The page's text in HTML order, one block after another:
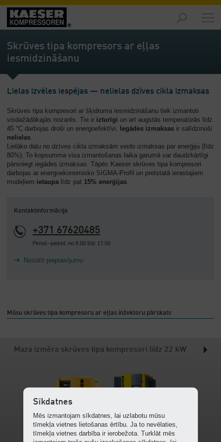
Izstrādājumi
-
Pārskats
Pārskats
Serviss
-
Pārskats
Uzņēmums
-
Pārskats
Skrūves tipa kompresors ar eļļas
iesmidzināšanu
Lielas izvēles iespējas — nelielas dzīves cikla izmaksas
Skrūves tipa kompresori ar šķidruma iesmidzināšanu tiek izmantoti
visdažādākajās nozarēs. Tie ir izturīgi un arī augstās temperatūrās līdz
45 °C darbojas droši un energoefektīvi. Iegādes izmaksas ir salīdzinoši
nelielas.
Lielāko daļu no dzīves cikla izmaksām veido izmaksas par enerģiju (līdz
80%). To kopsumma visa izmantošanas laika garumā var daudzkārtīgi
pārsniegt iegādes izmaksas. Tāpēc Kaeser skrūves tipa kompresori
darbojas ar energoekonomisko SIGMA-Profil un pretstatā ierastajiem
modeļiem ietaupa līdz pat 15% enerģijas.
Kontaktinformācija
+371 67620485
Pirmd.–piektd. no 8.00 līdz 17.00
Nosūtīt pieprasījumu
Mūsu skrūves tipa kompresoru ar eļļas inžektoru pārskats
Maza izmēra skrūves tipa kompresori līdz 22 kW
Sīkdatnes
Mēs izmantojam sīkdatnes, lai uzlabotu mūsu
tīmekļa vietnes lietošanas ērtību. Ja to nevēlaties,
tīmekļa vietnes darbība ir ierobežota. Turklāt mēs